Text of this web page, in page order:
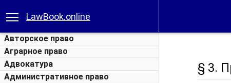
LawBook.online
Авторское право
Аграрное право
Адвокатура
Административное право
§ 3.